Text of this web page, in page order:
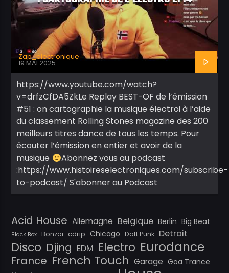
Zap_electronique
19 MAI 2025
https://www.youtube.com/watch?
v=drfzCfDA5ZkLe Replay BEST-OF de l’émission
#51 : on cartographie la musique électroi à l’aide
du classement Rolling Stones magazine des 200
meilleurs titres dance de tous les temps. Pour
écouter l’émission en entier et avoir de la
musique
Abonnez vous au podcast
:https://www.histoireselectroniques.com/subscribe-
to-podcast/ S'abonner au Podcast
Acid House Allemagne Belgique Berlin Big Beat
Black Box Bonzai cdrip Chicago Daft Punk Detroit
Disco Djing EDM Electro Eurodance
France French Touch Garage Goa Trance